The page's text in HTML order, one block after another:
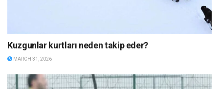
Kuzgunlar kurtları neden takip eder?
MARCH 31, 2026